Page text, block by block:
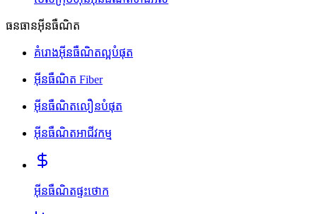
ធនធានអ៊ីនធឺណិត
គំរោងអ៊ីនធឺណិតល្អបំផុត
អ៊ីនធឺណិត Fiber
អ៊ីនធឺណិតលឿនបំផុត
អ៊ីនធឺណិតអាជីវកម្ម
អ៊ីនធឺណិតផ្ទះថោក